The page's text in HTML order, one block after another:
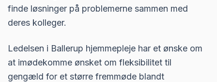
finde løsninger på problemerne sammen med
deres kolleger.
Ledelsen i Ballerup hjemmepleje har et ønske om
at imødekomme ønsket om fleksibilitet til
gengæld for et større fremmøde blandt